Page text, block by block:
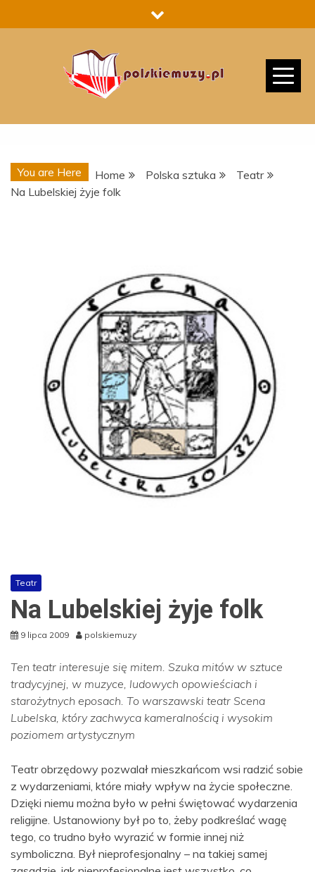
to
You are Here Home Polska sztuka
Teatr
Na Lubelskiej żyje folk
Teatr
Na Lubelskiej żyje folk
9 lipca 2009 polskiemuzy
Ten teatr interesuje się mitem. Szuka mitów w sztuce
tradycyjnej, w muzyce, ludowych opowieściach i
starożytnych eposach. To warszawski teatr Scena
Lubelska, który zachwyca kameralnością i wysokim
poziomem artystycznym
Teatr obrzędowy pozwalał mieszkańcom wsi radzić sobie
z wydarzeniami, które miały wpływ na życie społeczne.
Dzięki niemu można było w pełni świętować wydarzenia
religijne. Ustanowiony był po to, żeby podkreślać wagę
tego, co trudno było wyrazić w formie innej niż
symboliczna. Był nieprofesjonalny – na takiej samej